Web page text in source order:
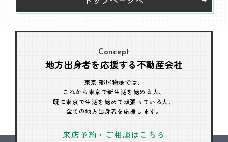
Concept
地方出身者を応援する不動産会社
東京 部屋物語では、
これから東京で新生活を始める人、
既に東京で生活を始めて頑張っている人、
全ての地方出身者を応援します。
来店予約・ご相談はこちら